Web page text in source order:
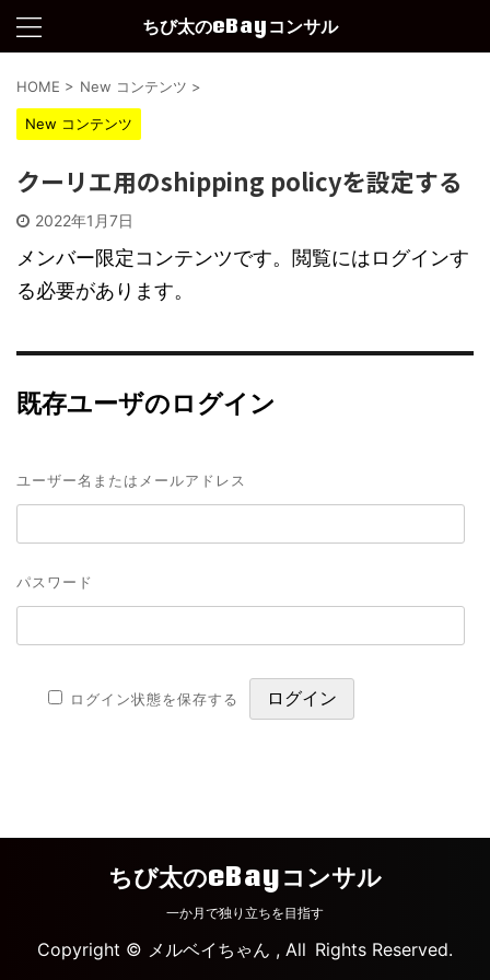
ちび太のeBayコンサル
HOME > New コンテンツ >
New コンテンツ
クーリエ用のshipping policyを設定する
2022年1月7日
メンバー限定コンテンツです。閲覧にはログインす
る必要があります。
既存ユーザのログイン
ユーザー名またはメールアドレス
パスワード
ログイン状態を保存する
ちび太のeBayコンサル
一か月で独り立ちを目指す
Copyright © メルベイちゃん , All Rights Reserved.